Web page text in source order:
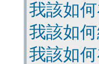
我該如
我該如
我該如